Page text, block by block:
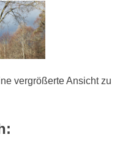
vergrößerte Ansicht zu